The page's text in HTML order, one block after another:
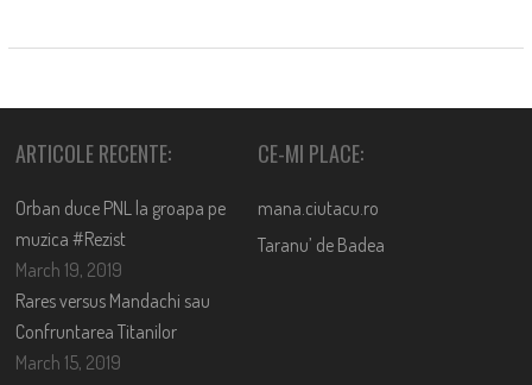
ARTICOLE RECENTE:
Orban duce PNL la groapa pe
muzica #Rezist
March 19, 2019
Rares versus Mandachi sau
Confruntarea Titanilor
March 15, 2019
CE-MI PLACE:
mana.ciutacu.ro
Taranu’ de Badea